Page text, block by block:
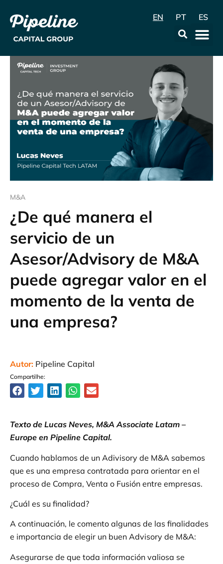
EN PT ES
M&A
¿De qué manera el
servicio de un
Asesor/Advisory de M&A
puede agregar valor en el
momento de la venta de
una empresa?
Autor: Pipeline Capital
Compartilhe:
Texto de Lucas Neves, M&A Associate Latam –
Europe en Pipeline Capital.
Cuando hablamos de un Adivisory de M&A sabemos
que es una empresa contratada para orientar en el
proceso de Compra, Venta o Fusión entre empresas.
¿Cuál es su finalidad?
A continuación, le comento algunas de las finalidades
e importancia de elegir un buen Advisory de M&A:
Asegurarse de que toda información valiosa se